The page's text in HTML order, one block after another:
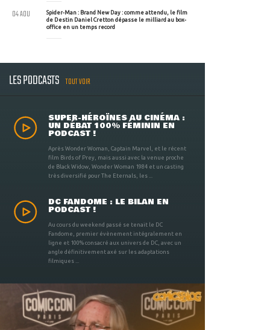
Spider-Man : Brand New Day : comme attendu, le film
de Destin Daniel Cretton dépasse le milliard au box-
office en un temps record
04 AOU
LES PODCASTS TOUT VOIR
SUPER-HÉROÏNES AU CINÉMA :
UN DÉBAT 100% FÉMININ EN
PODCAST !
Après Wonder Woman, Captain Marvel, et le récent
film Birds of Prey, mais aussi avec la venue proche
de Black Widow, Wonder Woman 1984 et un casting
très diversifié pour The Eternals, les ...
DC FANDOME : LE BILAN EN
PODCAST !
Au cours du weekend passé se tenait le DC
Fandome, premier évènement intégralement en
ligne et 100% consacré aux univers de DC, avec un
angle définitivement axé sur les adaptations
filmiques ...